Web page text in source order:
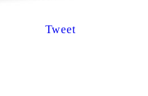
Tweet